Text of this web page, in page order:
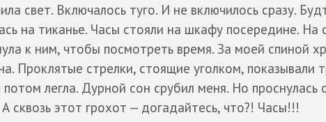
свет. Включалось туго. И не включилось сразу.
на тиканье. Часы стояли на шкафу посередине. На
к ним, чтобы посмотреть время. За моей спиной
Проклятые стрелки, стоящие уголком, показывали
потом легла. Дурной сон срубил меня. Но
сквозь этот грохот — догадайтесь, что?! Часы!!!